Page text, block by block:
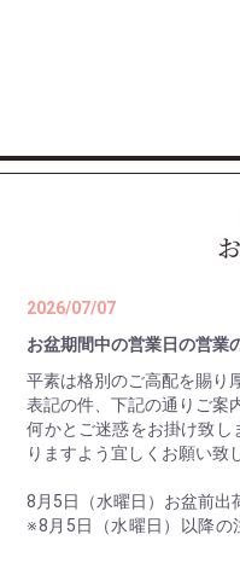
2026/07/07
お盆期間中の営業日の営業
平素は格別のご高配を賜り
表記の件、下記の通りご案
何かとご迷惑をお掛け致
りますよう宜しくお願い致
8月5日（水曜日）お盆前出
※8月5日（水曜日）以降の